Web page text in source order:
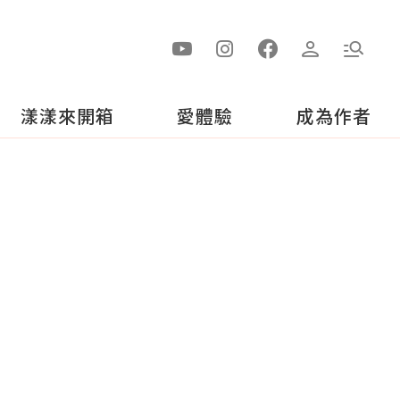
漾漾來開箱 愛體驗 成為作者